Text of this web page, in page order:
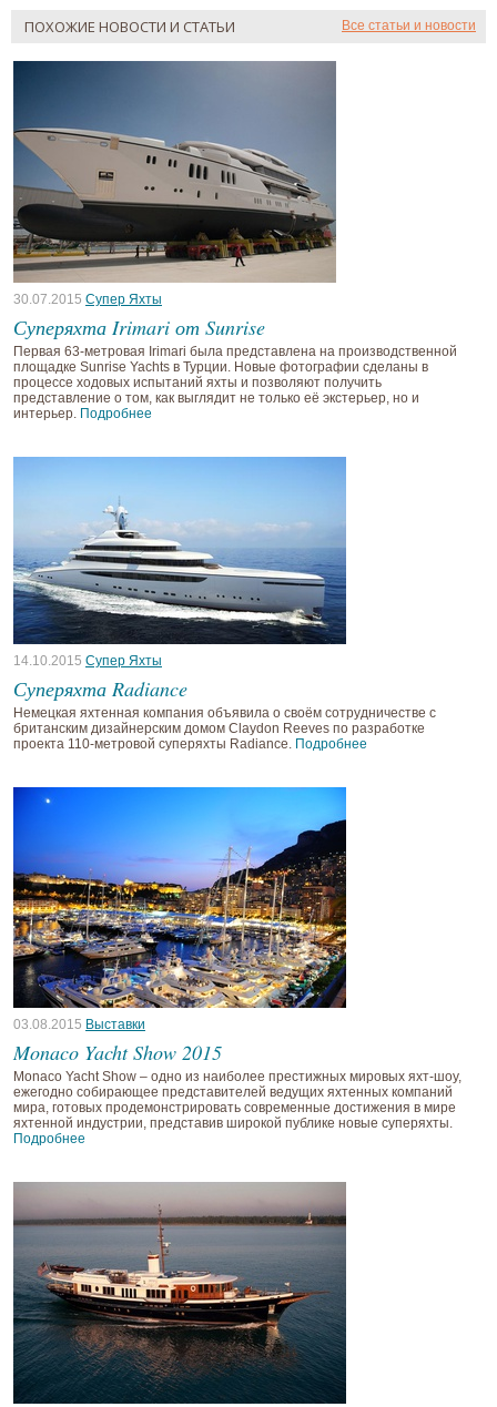
ПОХОЖИЕ НОВОСТИ И СТАТЬИ Все статьи и новости
30.07.2015 Супер Яхты
Суперяхта Irimari от Sunrise
Первая 63-метровая Irimari была представлена на производственной
площадке Sunrise Yachts в Турции. Новые фотографии сделаны в
процессе ходовых испытаний яхты и позволяют получить
представление о том, как выглядит не только её экстерьер, но и
интерьер. Подробнее
14.10.2015 Супер Яхты
Суперяхта Radiance
Немецкая яхтенная компания объявила о своём сотрудничестве с
британским дизайнерским домом Claydon Reeves по разработке
проекта 110-метровой суперяхты Radiance. Подробнее
03.08.2015 Выставки
Monaco Yacht Show 2015
Monaco Yacht Show – одно из наиболее престижных мировых яхт-шоу,
ежегодно собирающее представителей ведущих яхтенных компаний
мира, готовых продемонстрировать современные достижения в мире
яхтенной индустрии, представив широкой публике новые суперяхты.
Подробнее